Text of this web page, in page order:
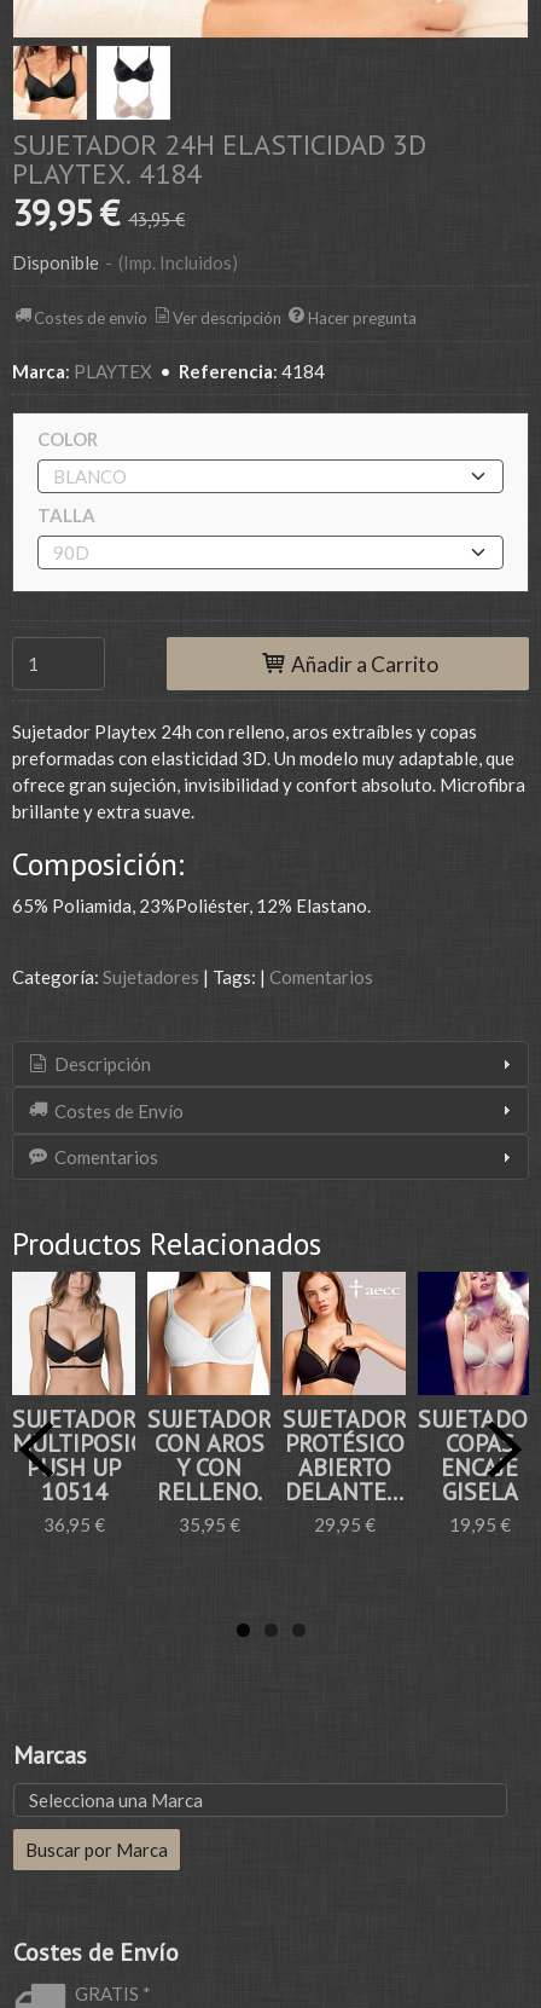
Marcas
Costes de Envío
GRATIS *
SUJETADOR 24H ELASTICIDAD 3D
PLAYTEX. 4184
39,95 € 43,95 €
Disponible - (Imp. Incluidos)
Costes de envío Ver descripción Hacer pregunta
Marca: PLAYTEX • Referencia: 4184
COLOR
TALLA
Añadir a Carrito
Sujetador Playtex 24h con relleno, aros extraíbles y copas
preformadas con elasticidad 3D. Un modelo muy adaptable, que
ofrece gran sujeción, invisibilidad y confort absoluto. Microfibra
brillante y extra suave.
Composición:
65% Poliamida, 23%Poliéster, 12% Elastano.
Categoría: Sujetadores | Tags: | Comentarios
Descripción
Costes de Envío
Comentarios
Productos Relacionados
SUJETADOR
MULTIPOSICIÓN
PUSH UP
10514
36,95 €
SUJETADOR
CON AROS
Y CON
RELLENO.
35,95 €
SUJETADOR
PROTÉSICO
ABIERTO
DELANTE...
29,95 €
SUJETADOR
COPAS
ENCAJE
GISELA
19,95 €